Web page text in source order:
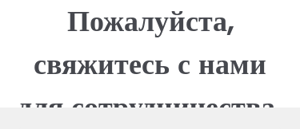
Пожалуйста,
свяжитесь с нами
для сотрудничества.